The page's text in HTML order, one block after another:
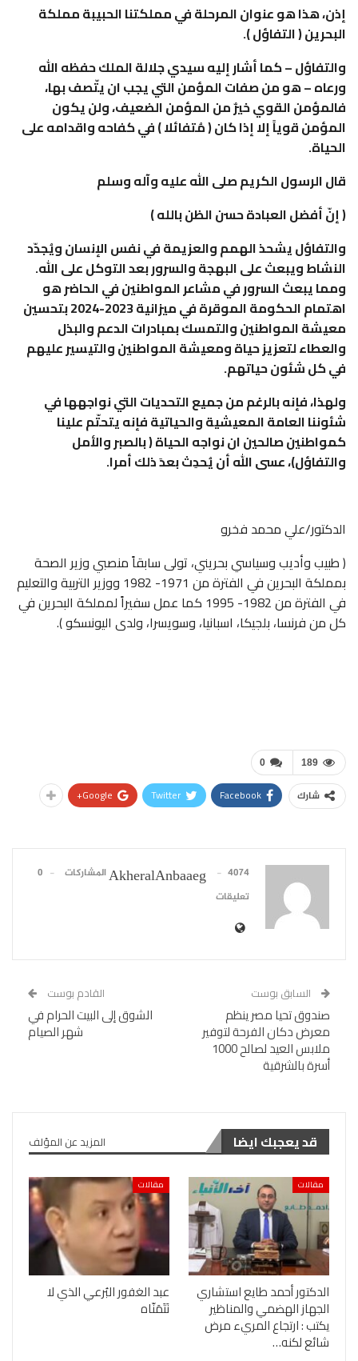
إذن، هذا هو عنوان المرحلة في مملكتنا الحبيبة مملكة
البحرين ( التفاؤل ).
والتفاؤل – كما أشار إليه سيدي جلالة الملك حفظه الله
ورعاه – هو من صفات المؤمن التي يجب ان يتّصف بها،
فالمؤمن القوي خيرٌ من المؤمن الضعيف، ولن يكون
المؤمن قوياً إلا إذا كان ( مُتفائلا ) في كفاحه واقدامه على
الحياة.
قال الرسول الكريم صلى الله عليه وآله وسلم
( إنّ أفضل العبادة حسن الظن بالله )
والتفاؤل يشحذ الهمم والعزيمة في نفس الإنسان ويُجدّد
النشاط ويبعث على البهجة والسرور بعد التوكل على الله.
ومما يبعث السرور في مشاعر المواطنين في الحاضر هو
اهتمام الحكومة الموقرة في ميزانية 2023-2024 بتحسين
معيشة المواطنين والتمسك بمبادرات الدعم والبذل
والعطاء لتعزيز حياة ومعيشة المواطنين والتيسير عليهم
في كل شئون حياتهم.
ولهذا، فإنه بالرغم من جميع التحديات التي نواجهها في
شئوننا العامة المعيشية والحياتية فإنه يتحتّم علينا
كمواطنين صالحين ان نواجه الحياة ( بالصبر والأمل
والتفاؤل)، عسى الله أن يُحدِث بعدَ ذلك أمرا.
الدكتور/علي محمد فخرو
( طبيب وأديب وسياسي بحريني، تولى سابقاً منصبي وزير الصحة
بمملكة البحرين في الفترة من 1971- 1982 ووزير التربية والتعليم
في الفترة من 1982- 1995 كما عمل سفيراً لمملكة البحرين في
كل من فرنسا، بلجيكا، اسبانيا، وسويسرا، ولدى اليونسكو ).
0 189
شارك Facebook
Twitter
Google+
AkheralAnbaaeg 4074 المشاركات
0
تعليقات
السابق بوست
صندوق تحيا مصر ينظم
معرض دكان الفرحة لتوفير
ملابس العيد لصالح 1000
أسرة بالشرقية
القادم بوست
الشوق إلى البيت الحرام في
شهر الصيام
قد يعجبك ايضا المزيد عن المؤلف
مقالات
الدكتور أحمد طايع استشاري
الجهاز الهضمي والمناظير
يكتب : ارتجاع المريء مرض
شائع لكنه…
مقالات
عبد الغفور البُرعي الذي لا
نَتَمَنّاه